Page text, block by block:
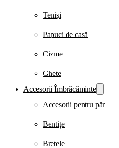
Teniși
Papuci de casă
Cizme
Ghete
Accesorii Îmbrăcăminte
Accesorii pentru păr
Bentițe
Bretele